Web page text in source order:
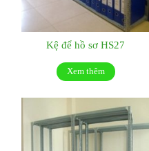
Kệ để hồ sơ HS27
Xem thêm